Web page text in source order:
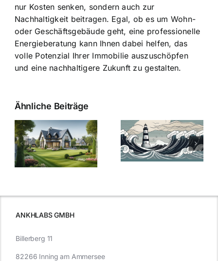
nur Kosten senken, sondern auch zur
Nachhaltigkeit beitragen. Egal, ob es um Wohn-
oder Geschäftsgebäude geht, eine professionelle
Energieberatung kann Ihnen dabei helfen, das
volle Potenzial Ihrer Immobilie auszuschöpfen
und eine nachhaltigere Zukunft zu gestalten.
Ähnliche Beiträge
Bauzinsen im
Sturm: Die
aktuelle
Entwicklung
Die Evolution
der
Bauzinsen: Ein
Blick in die
ANKHLABS GMBH
Billerberg 11
82266 Inning am Ammersee